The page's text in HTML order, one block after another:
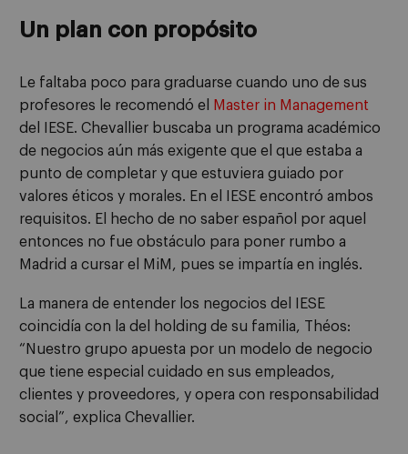
Un plan con propósito
Le faltaba poco para graduarse cuando uno de sus
profesores le recomendó el
Master in Management
del IESE. Chevallier buscaba un programa académico
de negocios aún más exigente que el que estaba a
punto de completar y que estuviera guiado por
valores éticos y morales. En el IESE encontró ambos
requisitos. El hecho de no saber español por aquel
entonces no fue obstáculo para poner rumbo a
Madrid a cursar el MiM, pues se impartía en inglés.
La manera de entender los negocios del IESE
coincidía con la del holding de su familia, Théos:
“Nuestro grupo apuesta por un modelo de negocio
que tiene especial cuidado en sus empleados,
clientes y proveedores, y opera con responsabilidad
social”, explica Chevallier.